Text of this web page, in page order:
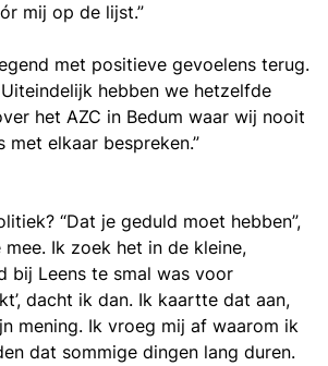
mij op de lijst.”
met positieve gevoelens terug.
hebben we hetzelfde
het AZC in Bedum waar wij nooit
elkaar bespreken.”
“Dat je geduld moet hebben”,
Ik zoek het in de kleine,
bij Leens te smal was voor
dacht ik dan. Ik kaartte dat aan,
mening. Ik vroeg mij af waarom ik
dat sommige dingen lang duren.